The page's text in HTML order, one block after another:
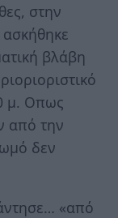
στην
βλάβη
μ. Οπως
από την
δεν
«από